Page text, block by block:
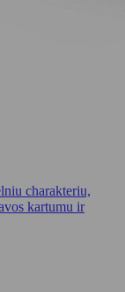
charakteriu,
kartumu ir